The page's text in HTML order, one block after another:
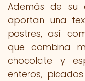
Además de su
aportan una
postres, así
que combina
chocolate y
enteros,